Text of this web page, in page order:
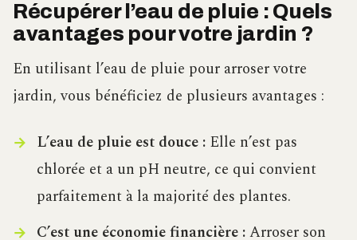
Récupérer l’eau de pluie : Quels
avantages pour votre jardin ?
En utilisant l’eau de pluie pour arroser votre
jardin, vous bénéficiez de plusieurs avantages :
L’eau de pluie est douce :Elle n’est pas
chlorée et a un pH neutre, ce qui convient
parfaitement à la majorité des plantes.
C’est une économie financière :Arroser son